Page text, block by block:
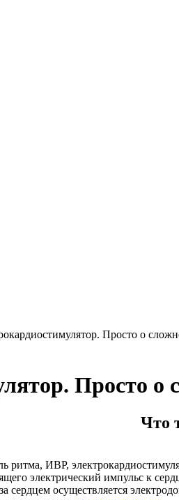
Просто о
Просто о
Что
ритма, ИВР,
электрический импульс к
осуществляется